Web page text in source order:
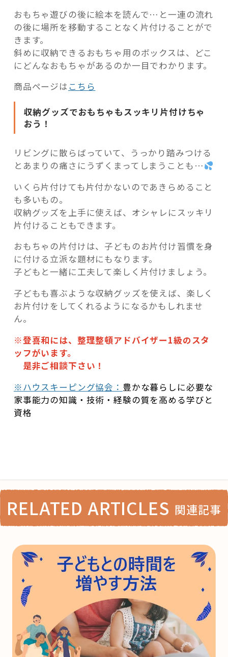
おもちゃ遊びの後に絵本を読んで…と一連の流れ
の後に場所を移動することなく片付けることがで
きます。
斜めに収納できるおもちゃ用のボックスは、どこ
にどんなおもちゃがあるのか一目でわかります。
商品ページは こちら
収納グッズでおもちゃもスッキリ片付けちゃ
おう！
リビングに散らばっていて、うっかり踏みつける
とあまりの痛さにうずくまってしまうことも…
いくら片付けても片付かないのであきらめること
も多いもの。
収納グッズを上手に使えば、オシャレにスッキリ
片付けることもできます。
おもちゃの片付けは、子どものお片付け習慣を身
に付ける立派な題材にもなります。
子どもと一緒に工夫して楽しく片付けましょう。
子どもも喜ぶような収納グッズを使えば、楽しく
お片付けをしてくれるようになるかもしれませ
ん。
※登喜和には、整理整頓アドバイザー1級のスタ
ッフがいます。
是非ご相談下さい！
※ハウスキーピング協会： 豊かな暮らしに必要な
家事能力の知識・技術・経験の質を高める学びと
資格
RELATED ARTICLES 関連記事